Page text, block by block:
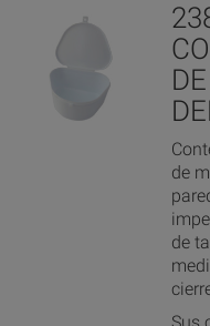
de
de